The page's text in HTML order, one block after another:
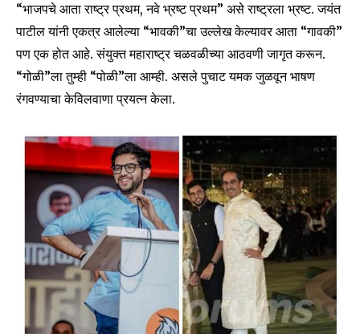
“भाजपचे आता राष्ट्र प्रथम, नवे भ्रष्ट प्रथम” असे राष्ट्रला भ्रष्ट. जयंत
पाटील यांनी एकत्र आलेल्या “भावकी”चा उल्लेख केल्यावर आता “गावकी”
पण एक होत आहे. संयुक्त महाराष्ट्र चळवळीच्या आठवणी जागृत करून.
“गोळी”ला तुम्ही “पोळी”ला आम्ही. असले पुचाट यमक जुळवून भाषण
रंगवण्याचा केविलवाणा प्रयत्न केला.